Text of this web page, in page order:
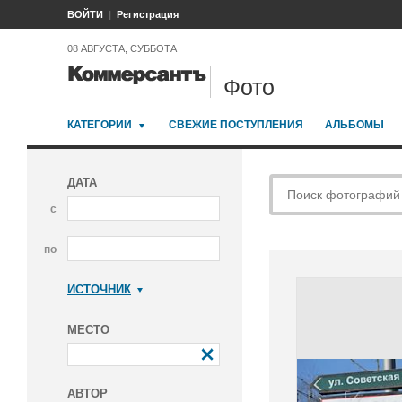
ВОЙТИ Регистрация
08 АВГУСТА, СУББОТА
Фото
КАТЕГОРИИ СВЕЖИЕ ПОСТУПЛЕНИЯ АЛЬБОМЫ
ДАТА
с
по
ИСТОЧНИК
МЕСТО
АВТОР